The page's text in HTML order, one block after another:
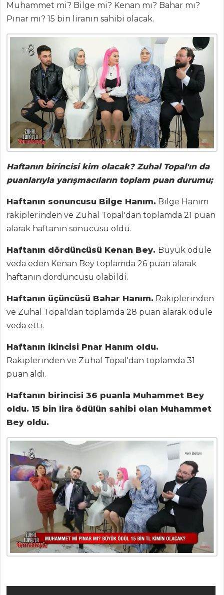
ANASAYFA
BLOG
Aktüel
Haber
ŞEFİN TARİFLERİ
MENÜLER
Tüm
Kategoriler
MASTERCHEF
En lezzetli ne
kolay ekler nasıl
yapılır?
Ustasından İzmir
bombası tarifi ve
püf noktaları...
Muhammet mi? Bilge mi? Kenan mı? Bahar mı?
Pınar mı? 15 bin liranın sahibi olacak.
Haftanın birincisi kim olacak? Zuhal Topal'ın da
puanlarıyla yarışmacıların toplam puan durumu;
Haftanın sonuncusu Bilge Hanım. Bilge Hanım
rakiplerinden ve Zuhal Topal'dan toplamda 21 puan
alarak haftanın sonucusu oldu.
Haftanın dördüncüsü Kenan Bey. Büyük ödüle
veda eden Kenan Bey toplamda 26 puan alarak
haftanın dördüncüsü olabildi.
Haftanın üçüncüsü Bahar Hanım. Rakiplerinden
ve Zuhal Topal'dan toplamda 28 puan alarak ödüle
veda etti.
Haftanın ikincisi Pnar Hanım oldu.
Rakiplerinden ve Zuhal Topal'dan toplamda 31
puan aldı.
Haftanın birincisi 36 puanla Muhammet Bey
oldu. 15 bin lira ödülün sahibi olan Muhammet
Bey oldu.